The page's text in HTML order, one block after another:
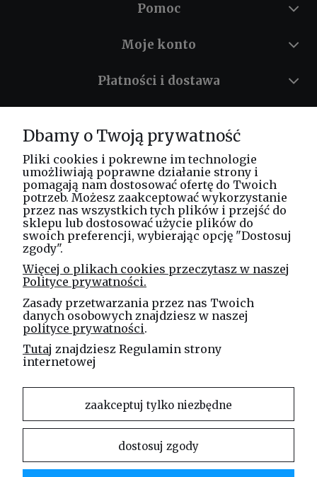
Pomoc
Moje konto
Płatności i dostawa
O nas
Masz pytania? Zadzwoń!
tel. kom. 730 994 188
Spółka Jawna
ul. Technologiczna 44
35-213 Rzeszów
e-mail
sklep@elinea.com.pl
Właścicielem niniejszej witryny internetowej jest firma Linea Jakubczyk – Kłeczek Spółka
Jawna. Zabrania się kopiowania i rozpowszechniania treści zamieszczonych na stronie bez
Dbamy o Twoją prywatność
Pliki cookies i pokrewne im technologie
umożliwiają poprawne działanie strony i
pomagają nam dostosować ofertę do Twoich
potrzeb. Możesz zaakceptować wykorzystanie
przez nas wszystkich tych plików i przejść do
sklepu lub dostosować użycie plików do
swoich preferencji, wybierając opcję "Dostosuj
zgody".
Więcej o plikach cookies przeczytasz w naszej
Polityce prywatności.
Zasady przetwarzania przez nas Twoich
danych osobowych znajdziesz w naszej
polityce prywatności.
Tutaj znajdziesz Regulamin strony
internetowej
zaakceptuj tylko niezbędne
dostosuj zgody